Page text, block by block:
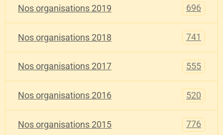
Nos organisations 2019 696
Nos organisations 2018 741
Nos organisations 2017 555
Nos organisations 2016 520
Nos organisations 2015 776